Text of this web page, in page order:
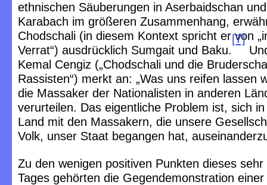
ethnischen Säuberungen in Aserbaidschan
Karabach im größeren Zusammenhang,
Chodschali (in diesem Kontext spricht er von
Verrat“) ausdrücklich Sumgait und Baku.
[7]
Kemal Cengiz („Chodschali und die
Rassisten“) merkt an: „Was uns reifen lassen
die Massaker der Nationalisten in anderen
verurteilen. Das eigentliche Problem ist, sich
Land mit den Massakern, die unsere
Volk, unser Staat begangen hat,
Zu den wenigen positiven Punkten dieses
Tages gehörten die Gegendemonstration einer